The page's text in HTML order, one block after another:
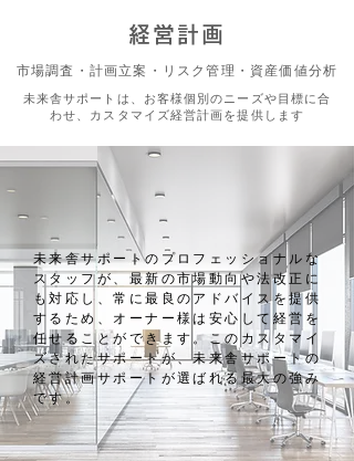
経営計画
市場調査・計画立案・リスク管理・資産価値分析
未来舎サポートは、お客様個別のニーズや目標に合
わせ、カスタマイズ経営計画を提供します
未来舎サポートのプロフェッショナルな
スタッフが、最新の市場動向や法改正に
も対応し、常に最良のアドバイスを提供
するため、オーナー様は安心して経営を
任せることができます。このカスタマイ
ズされたサポートが、未来舎サポートの
経営計画サポートが選ばれる最大の強み
です。